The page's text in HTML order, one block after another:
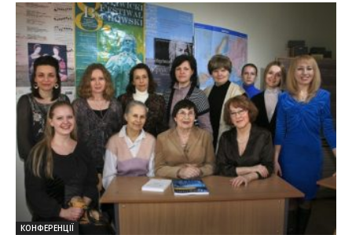
КОНФЕРЕНЦІЇ